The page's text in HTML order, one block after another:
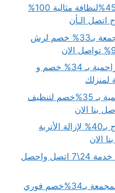
شركة تنظيف بالخرج خصم 45%لنظافة مثالية 100%
اتصل الـأن
شركة مكافحة حشرات بالمجمعة بـ33% خصم لرش
شركة مكافحة حشرات بالمزاحمية بـ 34% خصم و
شركة تنظيف منازل بالمزاحمية بـ 35%خصم لتنظيف
شركة تنظيف مكيفات بالخرج بـ40% لإزالة الأتربة
شركة تنظيف فلل بالمجمعة خدمة 24\7 اتصل واحصل
افضل شركة تنظيف كنب بالمجمعة بـ34%خصم فوري